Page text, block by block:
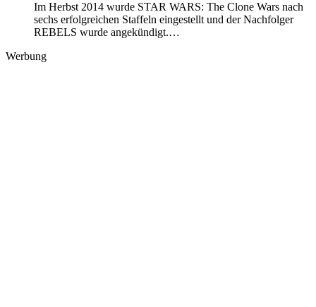
Im Herbst 2014 wurde STAR WARS: The Clone Wars nach
sechs erfolgreichen Staffeln eingestellt und der Nachfolger
REBELS wurde angekündigt.…
Werbung